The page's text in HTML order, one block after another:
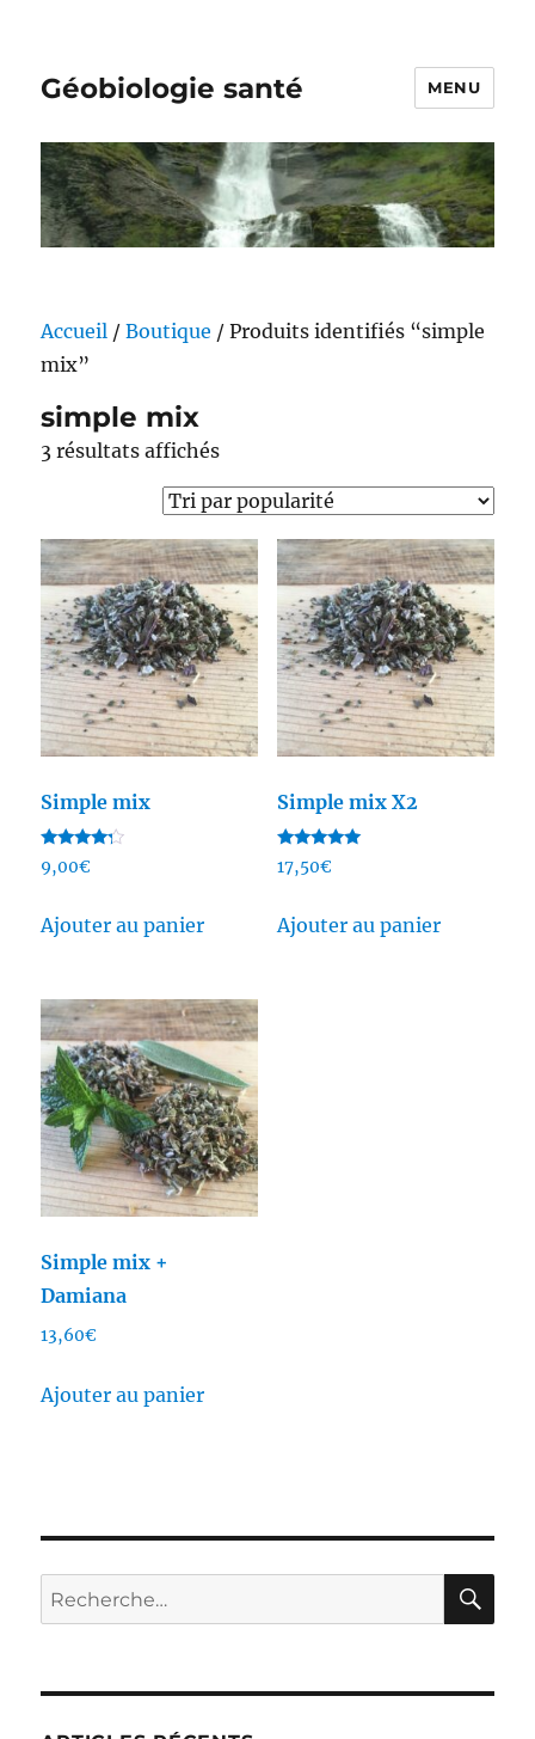
Géobiologie santé MENU
Accueil /Boutique / Produits identifiés “simple
mix”
simple mix
3 résultats affichésTrié
par
popularité
Simple mix
Note
4.00
9,00€
Ajouter au panier
Simple mix X2
Note
5.00
17,50€
Ajouter au panier
Simple mix +
Damiana
13,60€
Ajouter au panier
Recherche
pour :